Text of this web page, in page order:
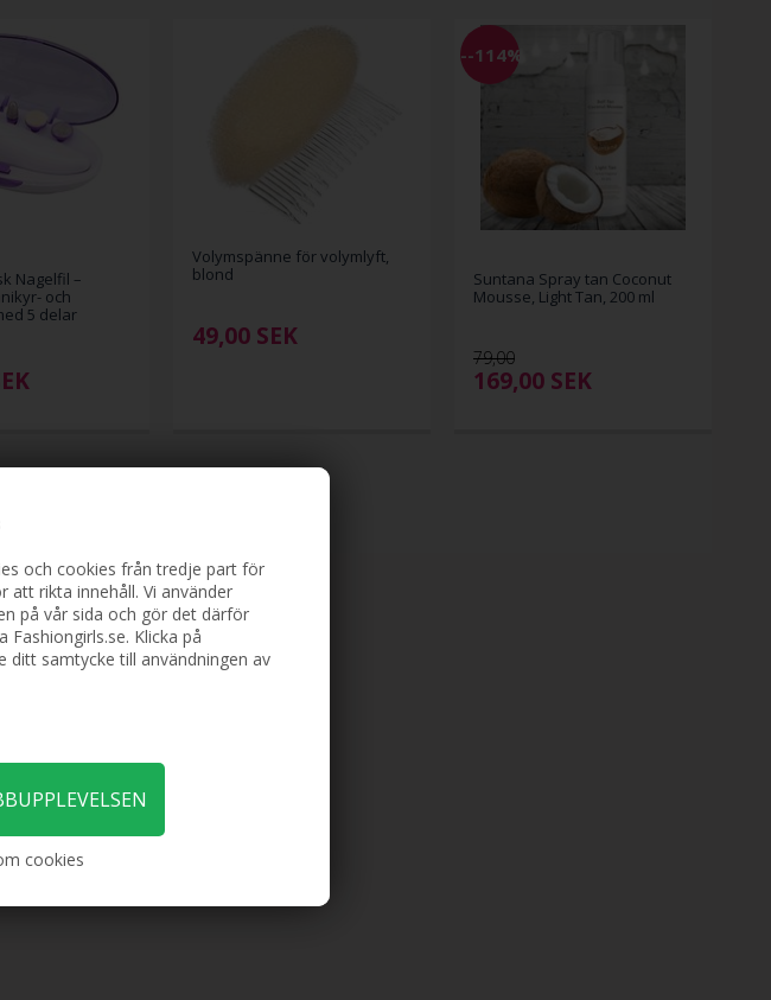
och cookies från tredje part för
rikta innehåll. Vi använder
på vår sida och gör det därför
Klicka på
ditt samtycke till användningen av
cookies
Nagelfil –
och
5 delar
Volymspänne för volymlyft,
blond
49,00 SEK
--114%
Suntana Spray tan Coconut
Mousse, Light Tan, 200 ml
79,00
169,00 SEK